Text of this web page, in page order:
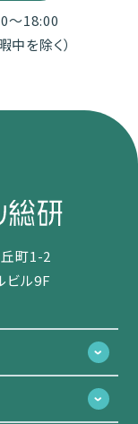
～18:00
中を除く）
町1-2
ビル9F